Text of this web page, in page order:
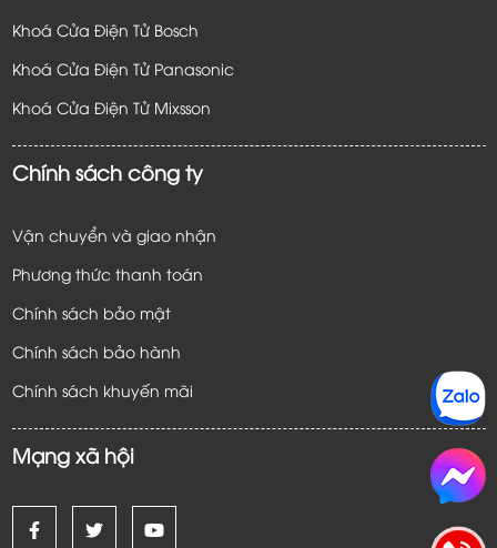
Khoá Cửa Điện Tử Bosch
Khoá Cửa Điện Tử Panasonic
Khoá Cửa Điện Tử Mixsson
Chính sách công ty
Vận chuyển và giao nhận
Phương thức thanh toán
Chính sách bảo mật
Chính sách bảo hành
Chính sách khuyến mãi
Mạng xã hội